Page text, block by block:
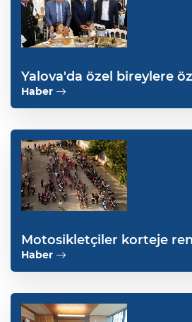
Yalova'da özel bireylere
Haber
Motosikletçiler korteje
Haber